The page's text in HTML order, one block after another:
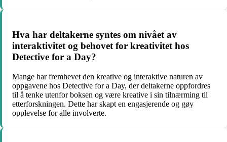
Hva har deltakerne syntes om nivået av
interaktivitet og behovet for kreativitet hos
Detective for a Day?
Mange har fremhevet den kreative og interaktive naturen av
oppgavene hos Detective for a Day, der deltakerne oppfordres
til å tenke utenfor boksen og være kreative i sin tilnærming til
etterforskningen. Dette har skapt en engasjerende og gøy
opplevelse for alle involverte.